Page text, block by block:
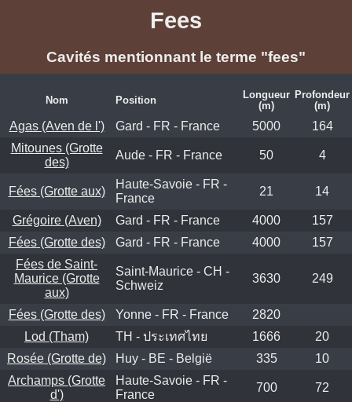
Fees
Cavités mentionnant le terme "fees"
Nom Position
Longueur
(m)
Profondeur
(m)
Agas (Aven de l') Gard - FR - France 5000
164
Mitounes (Grotte
des)
Aude - FR - France 50 4
Fées (Grotte aux)
Haute-Savoie - FR -
France
21 14
Grégoire (Aven) Gard - FR - France 4000
157
Fées (Grotte des)
Gard - FR - France 4000
157
Fées de Saint-
Maurice (Grotte
aux)
Saint-Maurice - CH -
Schweiz
3630 249
Fées (Grotte des) Yonne - FR - France
2820
Lod (Tham)
TH - ประเทศไทย 1666
20
Rosée (Grotte de)
Huy - BE - België 335
10
Archamps (Grotte
d')
Haute-Savoie - FR -
France
700 72